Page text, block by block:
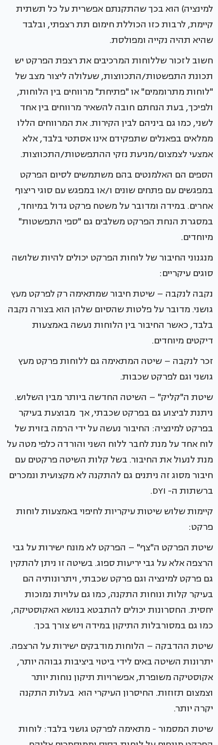
למינציה) הוא בכך שהתקנתם אפשרית על כל תשתית
קיימת, לרבות כזו הכוללת חימום תת רצפתי, ובלבד
שהיא תהיה נקייה ומפולסת.
חשוב לזכור שללוחות המרכיבים את רצפת הפרקט יש
תכונת התפשטות/התכווצות, שעלולה ליצור מצב של
"לוחות מתרוממים" או "פתיחת" מרווחים בין הלוחות,
ולפיכך, בעת הנחתם חובה להשאיר מרווחים בין אחד
לשני, כמו גם ביניהם לבין הקירות. את המרווחים הללו
ממלאים בפאנלים שתפקידם אינו אסתטי בלבד, אלא
אמצעי לצמצום/מניעת נזקי ההתפשטות/התכווצות.
הספים הם האלמנטים בהם משתמשים לסיום הפרקט
במפגשים עם פתחים שונים ו/או במפגש עם סוגי ריצוף
אחרים. במידה ומדובר על משטח פרקט גדול במיוחד,
במסגרת הנחת הפרקט משלבים גם "ספי התפשטות"
מיוחדים.
מנגנוני החיבור של לוחות הפרקט יכולים להיות שלושה
סוגים עיקריים:
נקבה לנקבה – שיטת חיבור שמתאימה רק לפרקט מעץ
גושני. מדובר על פלטות שהסיום שלהן הוא בצורה נקבה
בלבד, כאשר החיבור בין הלוחות נעשה באמצעות
דיקטים מיוחדים.
זכר לנקבה – שיטה המתאימה גם ללוחות פרקט מעץ
גושני וגם לפרקט שכבות.
שיטת ה"קליק" – השיטה החדשה ביותר מבין השלוש.
ניתנת לביצוע גם בפרקט שכבתי, אך מבוצעת בעיקר
בפרקט למינציה: החיבור נעשה על ידי הרמה בזוית של
לוח אחד על מנת לחבר ללוח השני והורדה כלפי מטה על
מנת לנעול את החיבור. בשל קלות השיטה פרקטים עם
חיבור מסוג זה ניתנים גם להתקנה לא מקצועית ונמכרים
ברשתות ה- DYI.
קיימות שלוש שיטות עיקריות לחיפוי באמצעות לוחות
פרקט:
שיטת הפרקט ה"צף" – הפרקט לא מונח ישירות על גבי
הרצפה אלא על גבי יריעות ספוג. בשיטה זו ניתן להתקין
גם פרקט למינציה וגם פרקט שכבתי, ויתרונותיה הם
בעיקר קלות ונוחות התקנה, כמו גם עלויות נמוכות
יחסית. החסרונות יכולים להתבטא בנושא האקוסטיקה,
כמו גם במסורבלות התיקון במידה ויש צורך בכך.
שיטת ההדבקה – הלוחות מודבקים ישירות על הרצפה.
יתרונות השיטה באים לידי ביטוי ביציבות גבוהה יותר,
אקוסטיקה משופרת, אפשרויות תיקון נוחות יותר
וצמצום תזוזות. החיסרון העיקרי הוא בעלות התקנה
יקרה יותר.
שיטת המסמור - מתאימה לפרקט גושני בלבד: לוחות